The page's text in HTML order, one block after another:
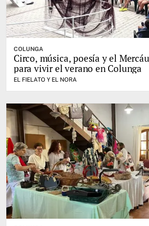
COLUNGA
Circo, música, poesía y el
para vivir el verano en Colunga
EL FIELATO Y EL NORA